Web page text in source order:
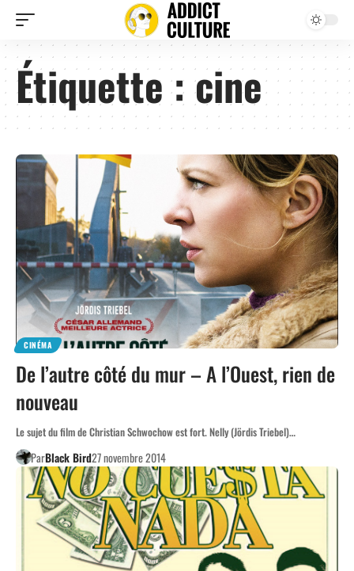
Étiquette :cine
CINÉMA
De l’autre côté du mur – A l’Ouest, rien de
nouveau
Le sujet du film de Christian Schwochow est fort. Nelly (Jördis Triebel)…
ParBlack Bird27 novembre 2014